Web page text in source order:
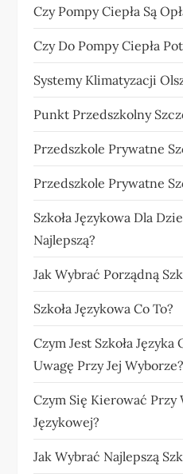
Czy Pompy Ciepła Są
Czy Do Pompy Ciepła
Systemy Klimatyzacji
Punkt Przedszkolny
Przedszkole Prywatne
Przedszkole Prywatne
Szkoła Językowa Dla
Najlepszą?
Jak Wybrać Porządną
Szkoła Językowa Co To?
Czym Jest Szkoła
Uwagę Przy Jej Wyborze?
Czym Się Kierować Przy
Językowej?
Jak Wybrać Najlepszą